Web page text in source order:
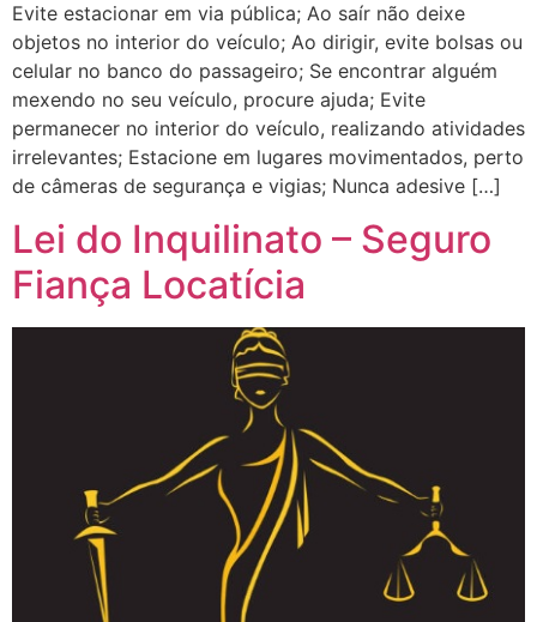
Evite estacionar em via pública; Ao saír não deixe
objetos no interior do veículo; Ao dirigir, evite bolsas ou
celular no banco do passageiro; Se encontrar alguém
mexendo no seu veículo, procure ajuda; Evite
permanecer no interior do veículo, realizando atividades
irrelevantes; Estacione em lugares movimentados, perto
de câmeras de segurança e vigias; Nunca adesive […]
Lei do Inquilinato – Seguro
Fiança Locatícia